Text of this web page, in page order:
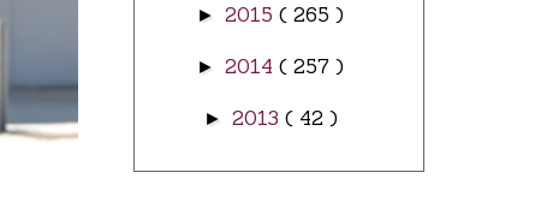
►2015( 265 )
►2014( 257 )
► 2013 ( 42 )